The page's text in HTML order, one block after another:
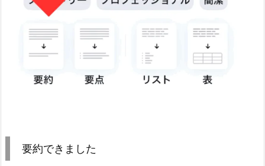
要約できました